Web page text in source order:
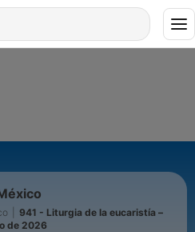
941 - Liturgia de la eucaristía –
de 2026